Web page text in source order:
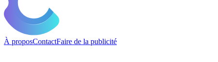
À proposContactFaire de la publicité